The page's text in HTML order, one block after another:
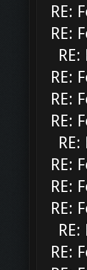
RE:
RE:
RE:
RE:
RE:
RE:
RE:
RE:
RE: